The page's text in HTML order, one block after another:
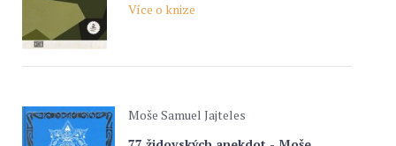
Více o knize
Moše Samuel Jajteles